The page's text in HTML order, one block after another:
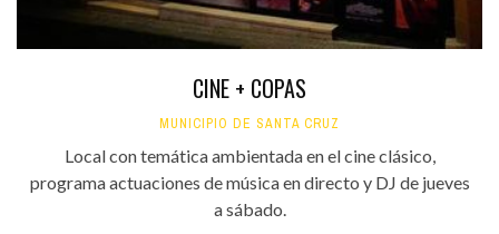
CINE + COPAS
MUNICIPIO DE SANTA CRUZ
Local con temática ambientada en el cine clásico,
programa actuaciones de música en directo y DJ de jueves
a sábado.